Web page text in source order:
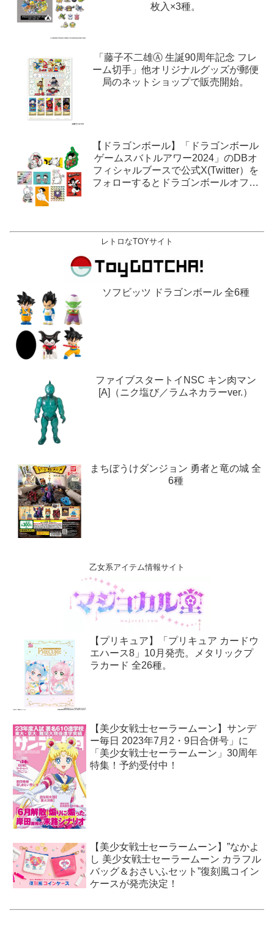
枚入×3種。
「藤子不二雄Ⓐ 生誕90周年記念 フレ
ーム切手」他オリジナルグッズが郵便
局のネットショップで販売開始。
【ドラゴンボール】「ドラゴンボール
ゲームスバトルアワー2024」のDBオ
フィシャルブースで公式X(Twitter）を
フォローするとドラゴンボールオフィ
レトロなTOYサイト
ソフビッツ ドラゴンボール 全6種
ファイブスタートイNSC キン肉マン
[A]（ニク塩び／ラムネカラーver.）
まちぼうけダンジョン 勇者と竜の城 全
6種
乙女系アイテム情報サイト
【プリキュア】「プリキュア カードウ
エハース8」10月発売。メタリックプ
ラカード 全26種。
【美少女戦士セーラームーン】サンデ
ー毎日 2023年7月2・9日合併号」に
「美少女戦士セーラームーン」30周年
特集！予約受付中！
【美少女戦士セーラームーン】”なかよ
し 美少女戦士セーラームーン カラフル
バッグ＆おさいふセット”復刻風コイン
ケースが発売決定！